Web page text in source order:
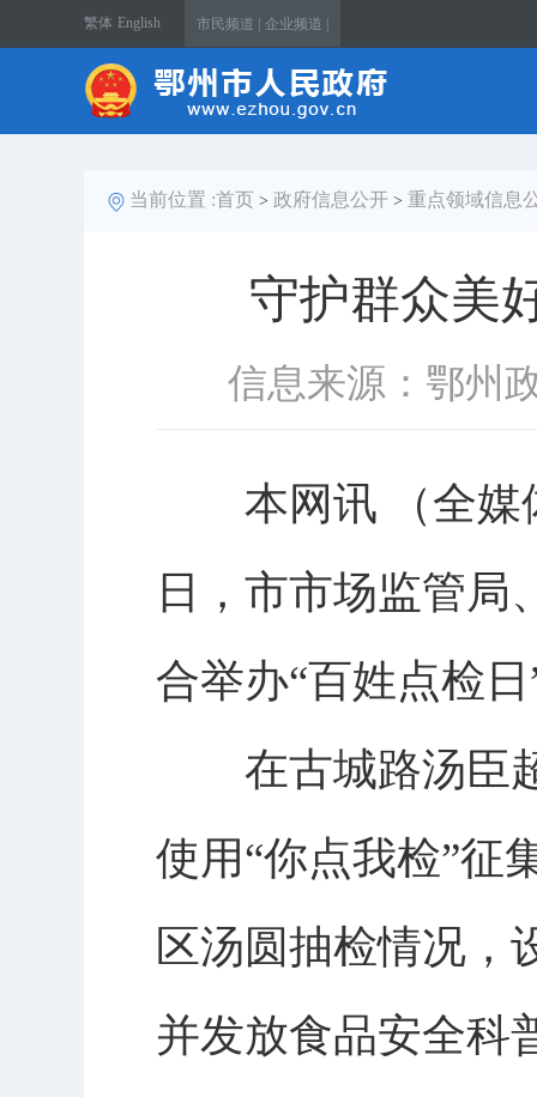
繁体 English 市民频道 | 企业频道 |
当前位置 :首页 > 政府信息公开 > 重点领域信息
守护群众美
信息来源：鄂州
本网讯 （全媒
日，市市场监管局
合举办“百姓点检
在古城路汤臣超
使用“你点我检”征
区汤圆抽检情况，
并发放食品安全科